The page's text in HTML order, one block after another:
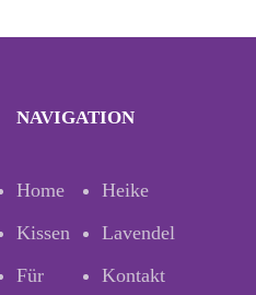
NAVIGATION
Home
Heike
Kissen
Lavendel
Für
Kontakt